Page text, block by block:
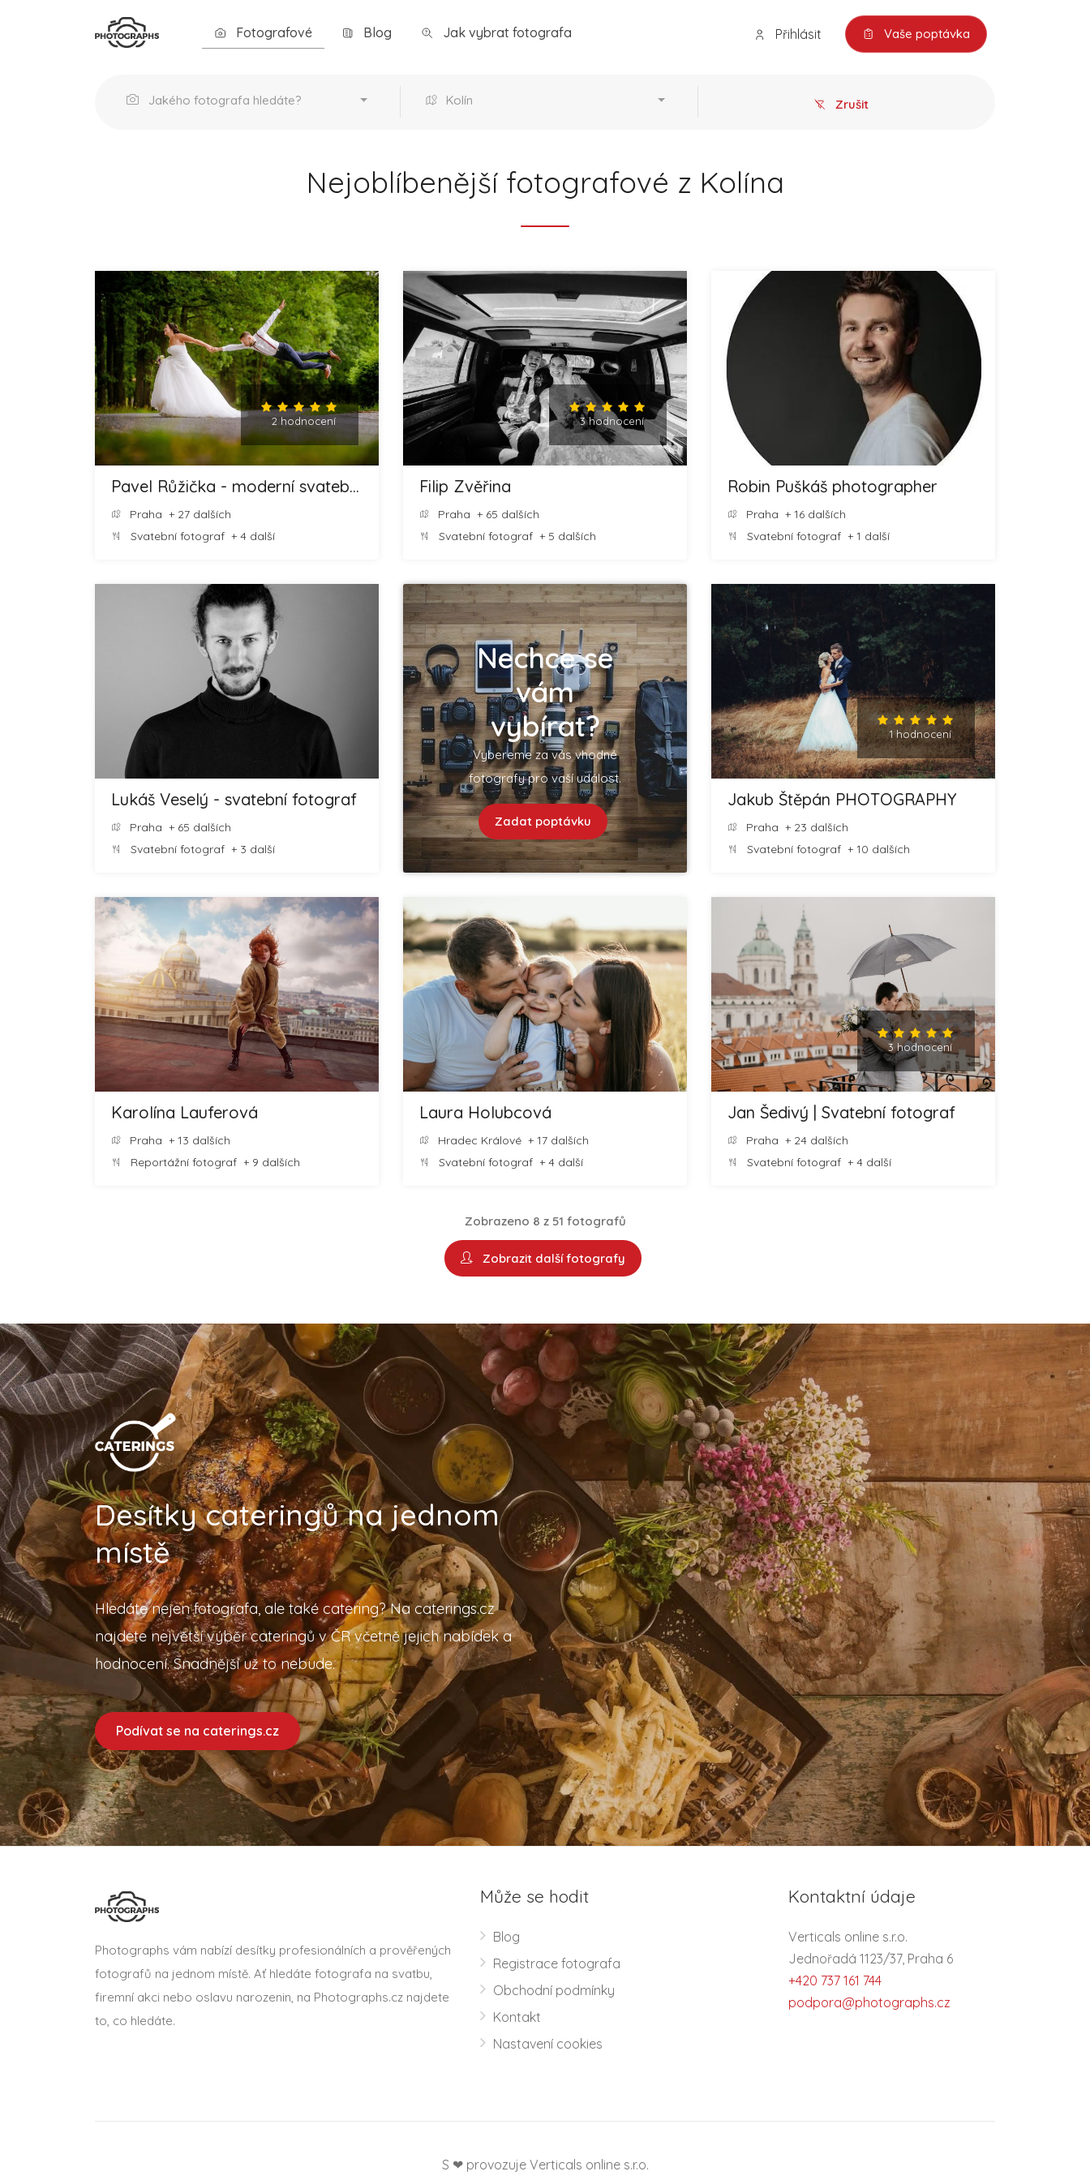
Fotografové Blog Jak vybrat fotografa Přihlásit Vaše poptávka
Jakého fotografa hledáte? Kolín Zrušit
Nejoblíbenější fotografové z Kolína
2 hodnocení
Pavel Růžička - moderní svatební fotografie
Praha + 27 dalších
Svatební fotograf + 4 další
3 hodnocení
Filip Zvěřina
Praha + 65 dalších
Svatební fotograf + 5 dalších
Robin Puškáš photographer
Praha + 16 dalších
Svatební fotograf + 1 další
Lukáš Veselý - svatební fotograf
Praha + 65 dalších
Svatební fotograf + 3 další
Nechce se
vám
vybírat?
Vybereme za vás vhodné
fotografy pro vaší událost.
Zadat poptávku
1 hodnocení
Jakub Štěpán PHOTOGRAPHY
Praha + 23 dalších
Svatební fotograf + 10 dalších
Karolína Lauferová
Praha + 13 dalších
Reportážní fotograf + 9 dalších
Laura Holubcová
Hradec Králové + 17 dalších
Svatební fotograf + 4 další
3 hodnocení
Jan Šedivý | Svatební fotograf
Praha + 24 dalších
Svatební fotograf + 4 další
Zobrazeno 8 z 51 fotografů
Zobrazit další fotografy
Desítky cateringů na jednom
místě
Hledáte nejen fotografa, ale také catering? Na caterings.cz
najdete největší výběr cateringů v ČR včetně jejich nabídek a
hodnocení. Snadnější už to nebude.
Podívat se na caterings.cz
Photographs vám nabízí desítky profesionálních a prověřených
fotografů na jednom místě. Ať hledáte fotografa na svatbu,
firemní akci nebo oslavu narozenin, na Photographs.cz najdete
to, co hledáte.
Může se hodit
Blog
Registrace fotografa
Obchodní podmínky
Kontakt
Nastavení cookies
Kontaktní údaje
Verticals online s.r.o.
Jednořadá 1123/37, Praha 6
+420 737 161 744
podpora@photographs.cz
S ❤ provozuje Verticals online s.r.o.